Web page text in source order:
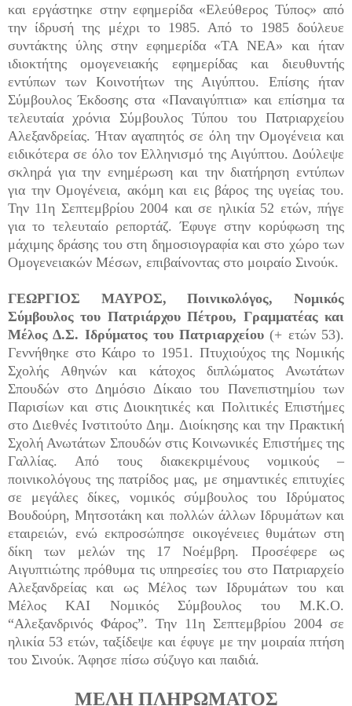
και εργάστηκε στην εφημερίδα «Ελεύθερος Τύπος» από
την ίδρυσή της μέχρι το 1985. Από το 1985 δούλευε
συντάκτης ύλης στην εφημερίδα «ΤΑ ΝΕΑ» και ήταν
ιδιοκτήτης ομογενειακής εφημερίδας και διευθυντής
εντύπων των Κοινοτήτων της Αιγύπτου. Επίσης ήταν
Σύμβουλος Έκδοσης στα «Παναιγύπτια» και επίσημα τα
τελευταία χρόνια Σύμβουλος Τύπου του Πατριαρχείου
Αλεξανδρείας. Ήταν αγαπητός σε όλη την Ομογένεια και
ειδικότερα σε όλο τον Ελληνισμό της Αιγύπτου. Δούλεψε
σκληρά για την ενημέρωση και την διατήρηση εντύπων
για την Ομογένεια, ακόμη και εις βάρος της υγείας του.
Την 11η Σεπτεμβρίου 2004 και σε ηλικία 52 ετών, πήγε
για το τελευταίο ρεπορτάζ. Έφυγε στην κορύφωση της
μάχιμης δράσης του στη δημοσιογραφία και στο χώρο των
Ομογενειακών Μέσων, επιβαίνοντας στο μοιραίο Σινούκ.
ΓΕΩΡΓΙΟΣ ΜΑΥΡΟΣ, Ποινικολόγος, Νομικός
Σύμβουλος του Πατριάρχου Πέτρου, Γραμματέας και
Μέλος Δ.Σ. Ιδρύματος του Πατριαρχείου (+ ετών 53).
Γεννήθηκε στο Κάιρο το 1951. Πτυχιούχος της Νομικής
Σχολής Αθηνών και κάτοχος διπλώματος Ανωτάτων
Σπουδών στο Δημόσιο Δίκαιο του Πανεπιστημίου των
Παρισίων και στις Διοικητικές και Πολιτικές Επιστήμες
στο Διεθνές Ινστιτούτο Δημ. Διοίκησης και την Πρακτική
Σχολή Ανωτάτων Σπουδών στις Κοινωνικές Επιστήμες της
Γαλλίας. Από τους διακεκριμένους νομικούς –
ποινικολόγους της πατρίδος μας, με σημαντικές επιτυχίες
σε μεγάλες δίκες, νομικός σύμβουλος του Ιδρύματος
Βουδούρη, Μητσοτάκη και πολλών άλλων Ιδρυμάτων και
εταιρειών, ενώ εκπροσώπησε οικογένειες θυμάτων στη
δίκη των μελών της 17 Νοέμβρη. Προσέφερε ως
Αιγυπτιώτης πρόθυμα τις υπηρεσίες του στο Πατριαρχείο
Αλεξανδρείας και ως Μέλος των Ιδρυμάτων του και
Μέλος ΚΑΙ Νομικός Σύμβουλος του Μ.Κ.Ο.
“Αλεξανδρινός Φάρος”. Την 11η Σεπτεμβρίου 2004 σε
ηλικία 53 ετών, ταξίδεψε και έφυγε με την μοιραία πτήση
του Σινούκ. Άφησε πίσω σύζυγο και παιδιά.
ΜΕΛΗ ΠΛΗΡΩΜΑΤΟΣ